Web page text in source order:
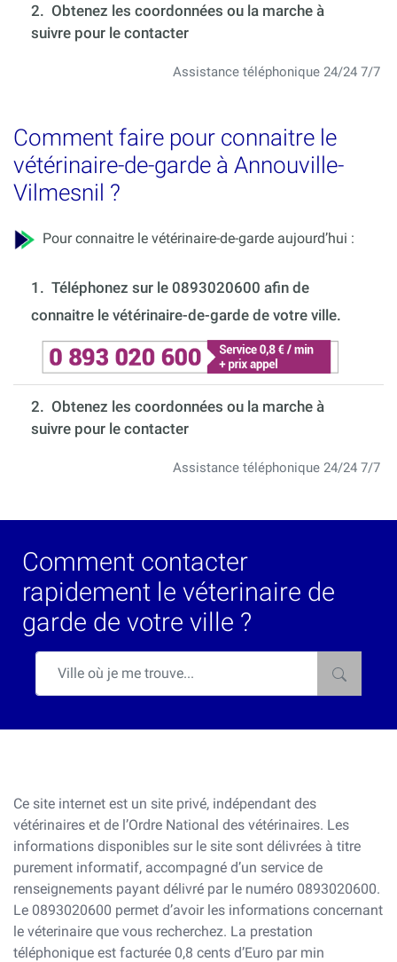
2. Obtenez les coordonnées ou la marche à
suivre pour le contacter
Assistance téléphonique 24/24 7/7
Comment faire pour connaitre le
vétérinaire-de-garde à Annouville-
Vilmesnil ?
Pour connaitre le vétérinaire-de-garde aujourd’hui :
1. Téléphonez sur le 0893020600 afin de
connaitre le vétérinaire-de-garde de votre ville.
2. Obtenez les coordonnées ou la marche à
suivre pour le contacter
Assistance téléphonique 24/24 7/7
Comment contacter
rapidement le véterinaire de
garde de votre ville ?
Ce site internet est un site privé, indépendant des
vétérinaires et de l’Ordre National des vétérinaires. Les
informations disponibles sur le site sont délivrées à titre
purement informatif, accompagné d’un service de
renseignements payant délivré par le numéro 0893020600.
Le 0893020600 permet d’avoir les informations concernant
le véterinaire que vous recherchez. La prestation
téléphonique est facturée 0,8 cents d’Euro par min